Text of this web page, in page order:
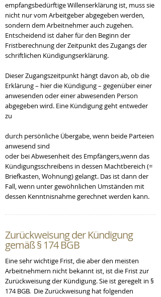
empfangsbedürftige Willenserklärung ist, muss sie
nicht nur vom Arbeitgeber abgegeben werden,
sondern dem Arbeitnehmer auch zugehen.
Entscheidend ist daher für den Beginn der
Fristberechnung der Zeitpunkt des Zugangs der
schriftlichen Kündigungserklärung.
Dieser Zugangszeitpunkt hängt davon ab, ob die
Erklärung – hier die Kündigung – gegenüber einer
anwesenden oder einer abwesenden Person
abgegeben wird. Eine Kündigung geht entweder
zu
durch persönliche Übergabe, wenn beide Parteien
anwesend sind
oder bei Abwesenheit des Empfängers,wenn das
Kündigungsschreibens in dessen Machtbereich (=
Briefkasten, Wohnung) gelangt. Das ist dann der
Fall, wenn unter gewöhnlichen Umständen mit
dessen Kenntnisnahme gerechnet werden kann.
Zurückweisungder Kündigung
gemäß § 174 BGB
Eine sehr wichtige Frist, die aber den meisten
Arbeitnehmern nicht bekannt ist, ist die Frist zur
Zurückweisung der Kündigung. Sie ist geregelt in §
174 BGB. Die Zurückweisung hat folgenden